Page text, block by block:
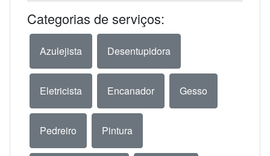
Categorias de serviços:
Azulejista Desentupidora
Eletricista Encanador Gesso
Pedreiro Pintura